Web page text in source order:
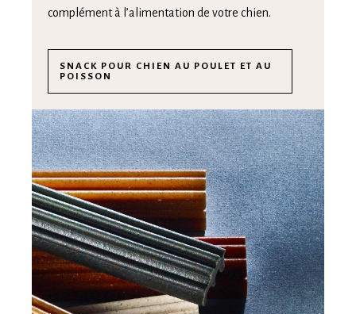
complément à l’alimentation de votre chien.
SNACK POUR CHIEN AU POULET ET AU
POISSON